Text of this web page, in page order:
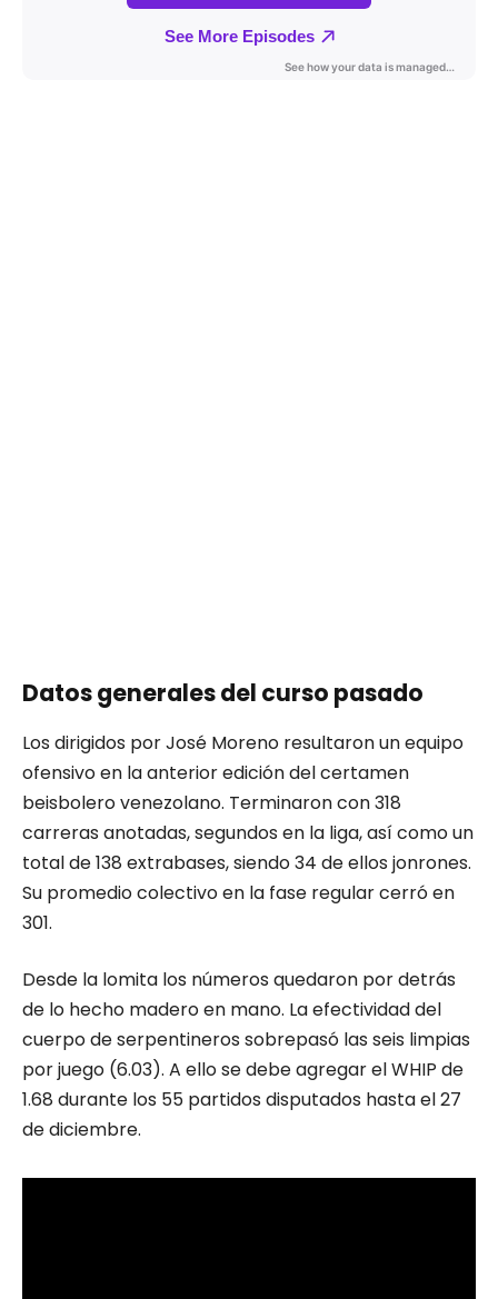
Datos generales del curso pasado
Los dirigidos por José Moreno resultaron un equipo
ofensivo en la anterior edición del certamen
beisbolero venezolano. Terminaron con 318
carreras anotadas, segundos en la liga, así como un
total de 138 extrabases, siendo 34 de ellos jonrones.
Su promedio colectivo en la fase regular cerró en
301.
Desde la lomita los números quedaron por detrás
de lo hecho madero en mano. La efectividad del
cuerpo de serpentineros sobrepasó las seis limpias
por juego (6.03). A ello se debe agregar el WHIP de
1.68 durante los 55 partidos disputados hasta el 27
de diciembre.